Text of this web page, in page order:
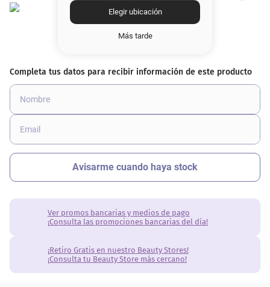
Elegir ubicación
Más tarde
Ver promos bancarias y medios de pago
¡Consulta las promociones bancarias del día!
¡Retiro Gratis en nuestro Beauty Stores!
¡Consulta tu Beauty Store más cercano!
9. cher
nyx